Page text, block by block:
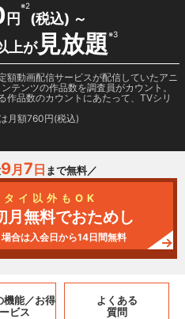
円
※2
(税込) ～
上が見放題※3
額動画配信サービスが配信していたアニ
テンツの作品数を調査員がカウント。
作品数のカウントにあたって、TVシリ
月額760円(税込)
9月 7 日 まで無料／
タイ以外もOK
月無料でおためし
合は入会日から14日間無料
機能／お得
ビス
よくある
質問